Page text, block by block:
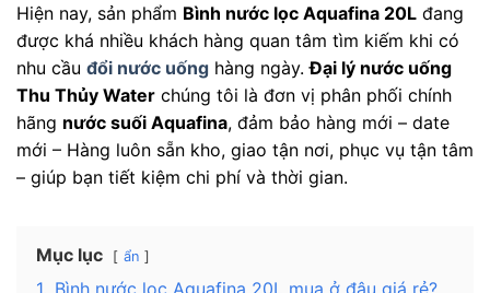
Hiện nay, sản phẩm Bình nước lọc Aquafina 20L đang
được khá nhiều khách hàng quan tâm tìm kiếm khi có
nhu cầu đổi nước uống hàng ngày.Đại lý nước uống
Thu Thủy Water chúng tôi là đơn vị phân phối chính
hãng nước suối Aquafina, đảm bảo hàng mới – date
mới – Hàng luôn sẵn kho, giao tận nơi, phục vụ tận tâm
– giúp bạn tiết kiệm chi phí và thời gian.
Mục lục ẩn
1. Bình nước lọc Aquafina 20L mua ở đâu giá rẻ?